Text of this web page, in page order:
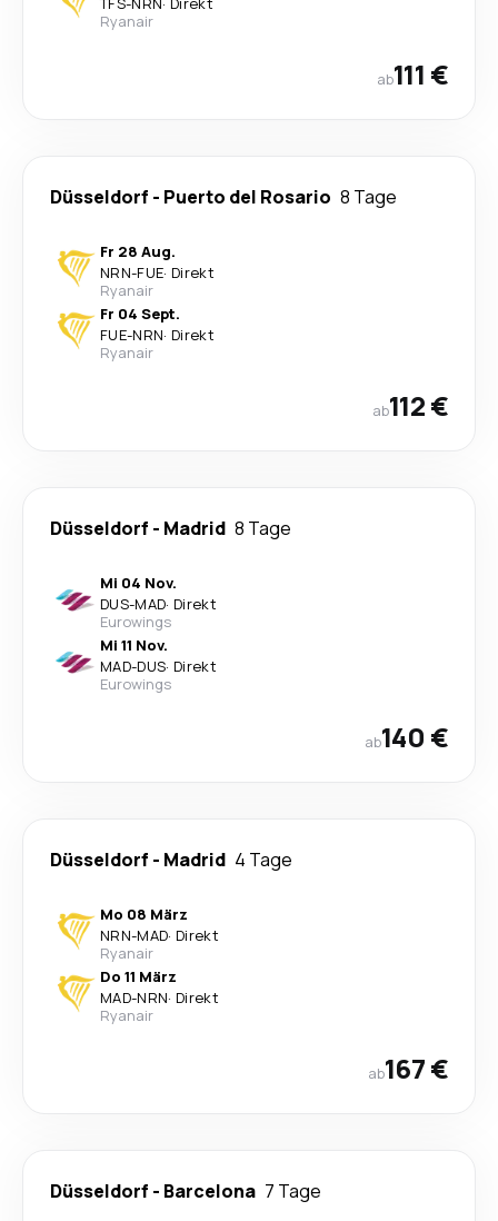
Ryanair
ab111 €
Düsseldorf - Puerto del Rosario 8 Tage
Fr 28 Aug.
NRN-FUE· Direkt
Ryanair
Fr 04 Sept.
FUE-NRN· Direkt
Ryanair
ab112 €
Düsseldorf - Madrid 8 Tage
Mi 04 Nov.
DUS-MAD· Direkt
Eurowings
Mi 11 Nov.
MAD-DUS· Direkt
Eurowings
ab140 €
Düsseldorf - Madrid 4 Tage
Mo 08 März
NRN-MAD· Direkt
Ryanair
Do 11 März
MAD-NRN· Direkt
Ryanair
ab167 €
Düsseldorf - Barcelona 7 Tage